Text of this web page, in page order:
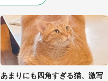
あまりにも四角すぎる猫、激写